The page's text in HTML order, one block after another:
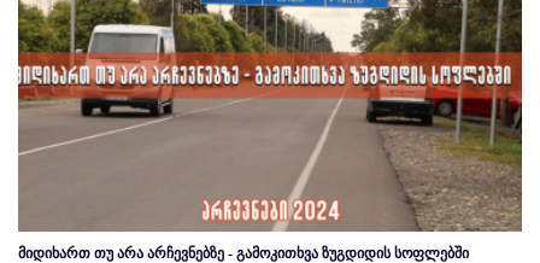
მიდიხართ თუ არა არჩევნებზე - გამოკითხვა ზუგდიდის სოფლებში